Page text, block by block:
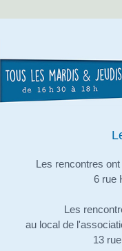
Les rencontres
6 rue
Les
au local de
13